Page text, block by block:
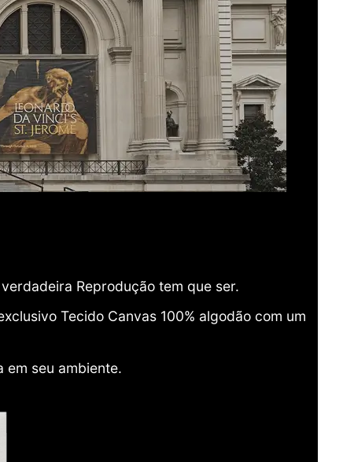
Reprodução tem que ser.
Tecido Canvas 100% algodão com um
em seu ambiente.